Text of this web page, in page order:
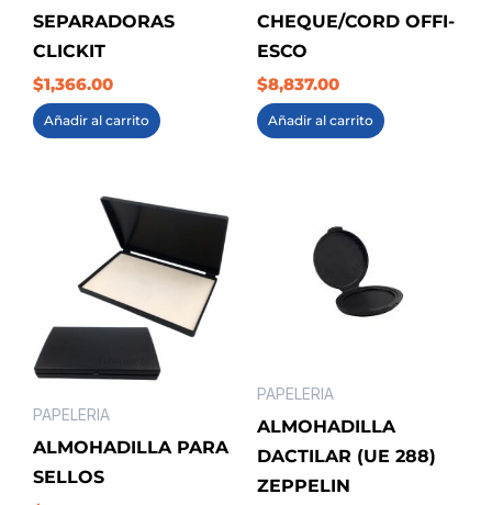
SEPARADORAS
CLICKIT
$1,366.00
Añadir al carrito
CHEQUE/CORD OFFI-
ESCO
$8,837.00
Añadir al carrito
PAPELERIA
ALMOHADILLA PARA
SELLOS
PAPELERIA
ALMOHADILLA
DACTILAR (UE 288)
ZEPPELIN